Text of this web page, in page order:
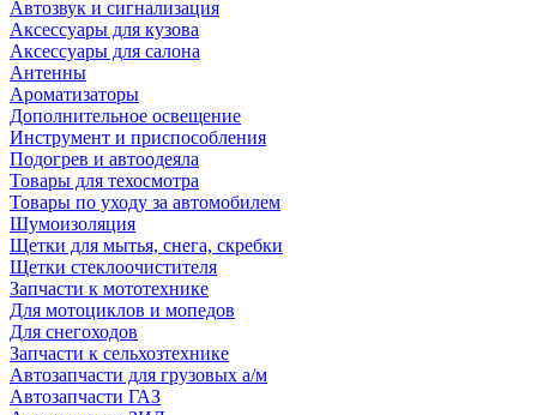
Автозвук и сигнализация
Аксессуары для кузова
Аксессуары для салона
Антенны
Ароматизаторы
Дополнительное освещение
Инструмент и приспособления
Подогрев и автоодеяла
Товары для техосмотра
Товары по уходу за автомобилем
Шумоизоляция
Щетки для мытья, снега, скребки
Щетки стеклоочистителя
Запчасти к мототехнике
Для мотоциклов и мопедов
Для снегоходов
Запчасти к сельхозтехнике
Автозапчасти для грузовых а/м
Автозапчасти ГАЗ